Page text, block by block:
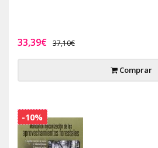
33,39€ 37,10€
Comprar
-10%